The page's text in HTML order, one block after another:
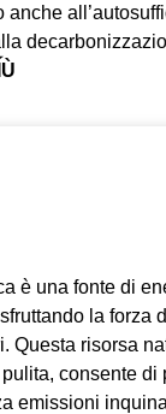
anche
è una fonte di
la forza
Questa risorsa
consente di
emissioni